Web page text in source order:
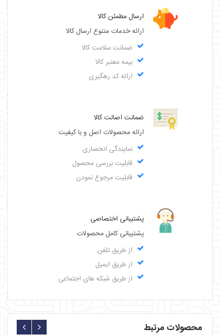
ارسال مطمئن کالا
ارائه خدمات متنوع ارسال کالا
ضمانت سلامت کالا
بیمه معتبر کالا
ارائه کد رهگیری
ضمانت اصالت کالا
ارائه محصولات اصل و با کیفیت
نمایندگی انحصاری
قابلیت بررسی محصول
قابلیت مرجوع نمودن
پشتیبانی اختصاصی
پشتیبانی کامل محصولات
از طریق تلفن
از طریق ایمیل
از طریق شبکه های اجتماعی
محصولات مرتبط